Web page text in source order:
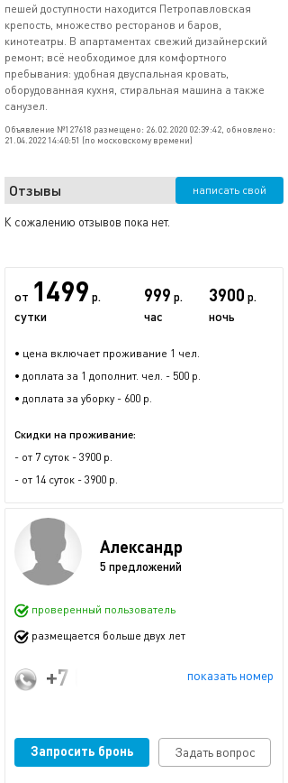
пешей доступности находится Петропавловская
крепость, множество ресторанов и баров,
кинотеатры. В апартаментах свежий дизайнерский
ремонт; всё необходимое для комфортного
пребывания: удобная двуспальная кровать,
оборудованная кухня, стиральная машина а также
санузел.
Объявление №127618 размещено: 26.02.2020 02:39:42, обновлено:
21.04.2022 14:40:51 (по московскому времени)
Отзывы написать свой
К сожалению отзывов пока нет.
от 1499 р.
сутки
999 р.
час
3900 р.
ночь
• цена включает проживание 1 чел.
• доплата за 1 дополнит. чел. - 500 р.
• доплата за уборку - 600 р.
Скидки на проживание:
- от 7 суток - 3900 р.
- от 14 суток - 3900 р.
Александр
5 предложений
проверенный пользователь
размещается больше двух лет
показать номер
+7 (922) 281-33-71
Запросить бронь Задать вопрос